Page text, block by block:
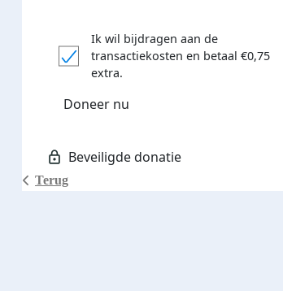
Terug
Ik wil bijdragen aan de
transactiekosten en betaal €0,75
extra.
Doneer nu